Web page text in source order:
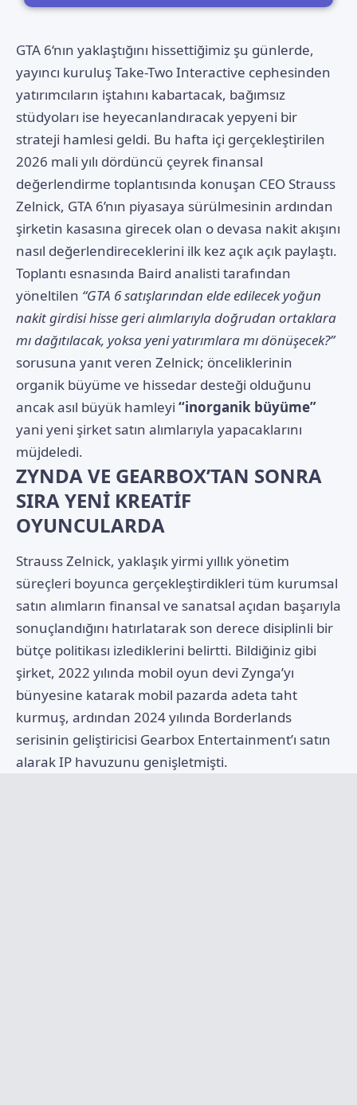
GTA 6‘nın yaklaştığını hissettiğimiz şu günlerde,
yayıncı kuruluşTake-Two Interactive cephesinden
yatırımcıların iştahını kabartacak, bağımsız
stüdyoları ise heyecanlandıracak yepyeni bir
strateji hamlesi geldi. Bu hafta içi gerçekleştirilen
2026 mali yılı dördüncü çeyrek finansal
değerlendirme toplantısında konuşan CEO Strauss
Zelnick, GTA 6’nın piyasaya sürülmesinin ardından
şirketin kasasına girecek olan o devasa nakit akışını
nasıl değerlendireceklerini ilk kez açık açık paylaştı.
Toplantı esnasında Baird analisti tarafından
yöneltilen “GTA 6 satışlarından elde edilecek yoğun
nakit girdisi hisse geri alımlarıyla doğrudan ortaklara
mı dağıtılacak, yoksa yeni yatırımlara mı dönüşecek?”
sorusuna yanıt veren Zelnick; önceliklerinin
organik büyüme ve hissedar desteği olduğunu
ancak asıl büyük hamleyi “inorganik büyüme”
yani yeni şirket satın alımlarıyla yapacaklarını
müjdeledi.
ZYNDA VE GEARBOX’TAN SONRA
SIRA YENİ KREATİF
OYUNCULARDA
Strauss Zelnick, yaklaşık yirmi yıllık yönetim
süreçleri boyunca gerçekleştirdikleri tüm kurumsal
satın alımların finansal ve sanatsal açıdan başarıyla
sonuçlandığını hatırlatarak son derece disiplinli bir
bütçe politikası izlediklerini belirtti. Bildiğiniz gibi
şirket, 2022 yılında mobil oyun devi Zynga’yı
bünyesine katarak mobil pazarda adeta taht
kurmuş, ardından 2024 yılında Borderlands
serisinin geliştiricisi Gearbox Entertainment’ı satın
alarak IP havuzunu genişletmişti.